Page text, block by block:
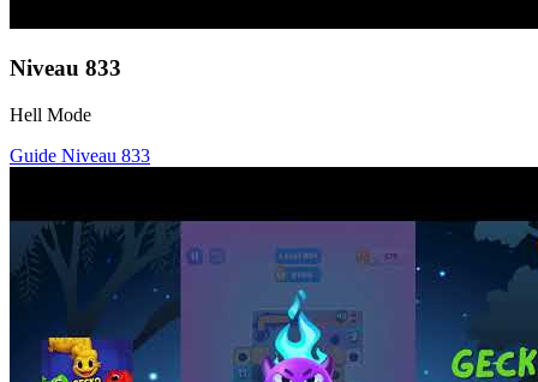
Niveau 833
Hell Mode
Guide Niveau 833